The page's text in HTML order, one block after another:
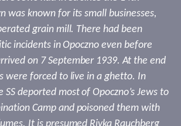
was known for its small businesses,
grain mill. There had been
incidents in Opoczno even before
on 7 September 1939. At the end
were forced to live in a ghetto. In
SS deported most of Opoczno’s Jews to
Camp and poisoned them with